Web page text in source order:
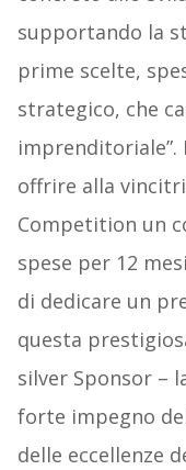
supportando la
prime scelte,
strategico, che
imprenditoriale”.
offrire alla
Competition un
spese per 12
di dedicare un
questa
silver Sponsor –
forte impegno
delle eccellenze